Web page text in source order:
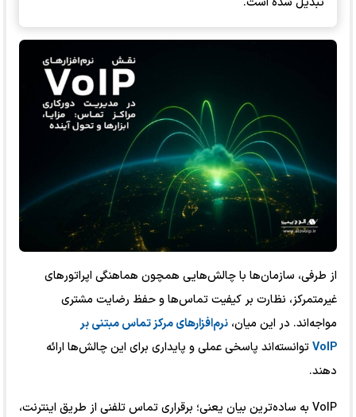
از طرفی، سازمان‌ها با چالش‌هایی همچون هماهنگی اپراتورهای
غیرمتمرکز، نظارت بر کیفیت تماس‌ها و حفظ رضایت مشتری
مواجه‌اند. در این میان، نرم‌افزارهای مرکز تماس مبتنی بر
VoIPتوانسته‌اند پاسخی عملی و پایداری برای این چالش‌ها ارائه
دهند.
VoIP به ساده‌ترین بیان یعنی؛ برقراری تماس تلفنی از طریق اینترنت،